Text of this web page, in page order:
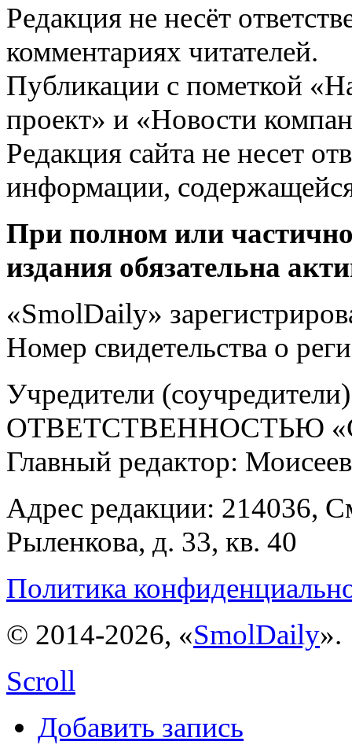
Редакция не несёт
комментариях читателей.
Публикации с пометкой
проект» и «Новости
Редакция сайта не несет
информации,
При полном или
издания обязательна
«SmolDaily»
Номер свидетельства о
Учредители
ОТВЕТСТВЕННОСТЬЮ
Главный редактор:
Адрес редакции: 214036,
Рыленкова, д. 33, кв. 40
Политика
© 2014-2026, «SmolDaily».
Scroll
Добавить запись